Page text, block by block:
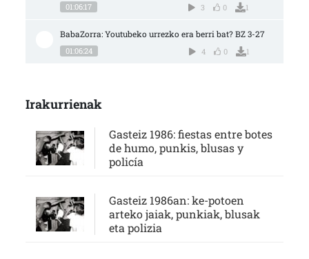
01:06:17 3 0 1
BabaZorra: Youtubeko urrezko era berri bat? BZ 3-27
01:06:24 4 0 1
Irakurrienak
Gasteiz 1986: fiestas entre botes
de humo, punkis, blusas y
policía
Gasteiz 1986an: ke-potoen
arteko jaiak, punkiak, blusak
eta polizia